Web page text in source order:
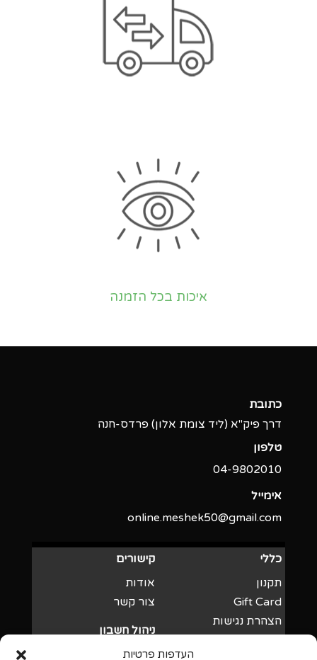
העדפות פרטיות
איכות בכל הזמנה
קישורים
אודות
צור קשר
ניהול חשבון
התחבר
כללי
תקנון
Gift Card
הצהרת נגישות
כתובת
דרך פיק"א (ליד צומת אלון) פרדס-חנה
טלפון
04-9802010‬
אימייל
online.meshek50@gmail.com